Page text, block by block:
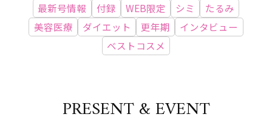
最新号情報 付録 WEB限定 シミ
たるみ
美容医療
ダイエット 更年期
インタビュー
ベストコスメ
PRESENT & EVENT